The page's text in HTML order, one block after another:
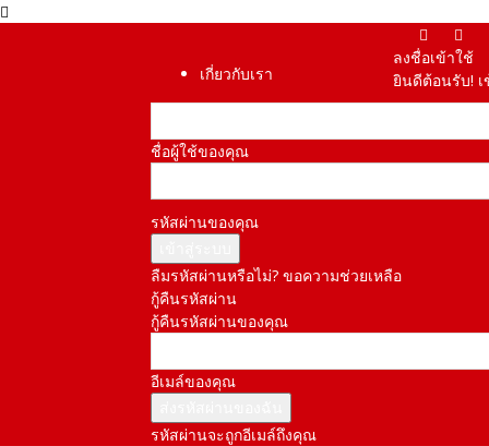
เกี่ยวกับเรา
ลงชื่อเข้าใช้
ยินดีต้อนรับ!
ชื่อผู้ใช้ของคุณ
รหัสผ่านของคุณ
ลืมรหัสผ่านหรือไม่? ขอความช่วยเหลือ
กู้คืนรหัสผ่าน
กู้คืนรหัสผ่านของคุณ
อีเมล์ของคุณ
รหัสผ่านจะถูกอีเมล์ถึงคุณ